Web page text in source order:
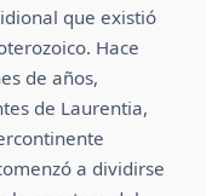
que existió
Hace
de años,
de Laurentia,
a dividirse